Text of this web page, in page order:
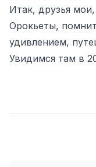
Итак, друзья
Орокьеты,
удивлением,
Увидимся там в